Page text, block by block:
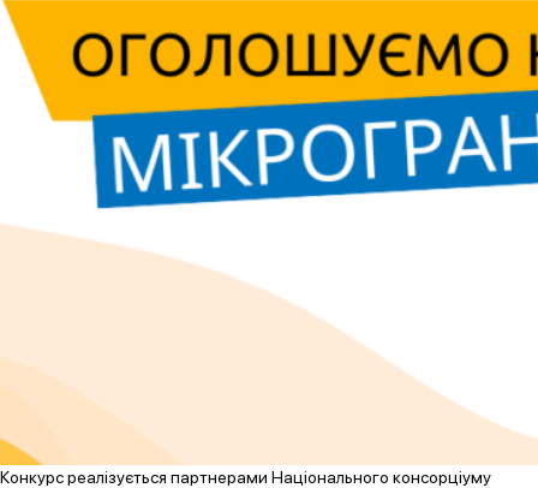
Конкурс реалізується партнерами Національного консорціуму